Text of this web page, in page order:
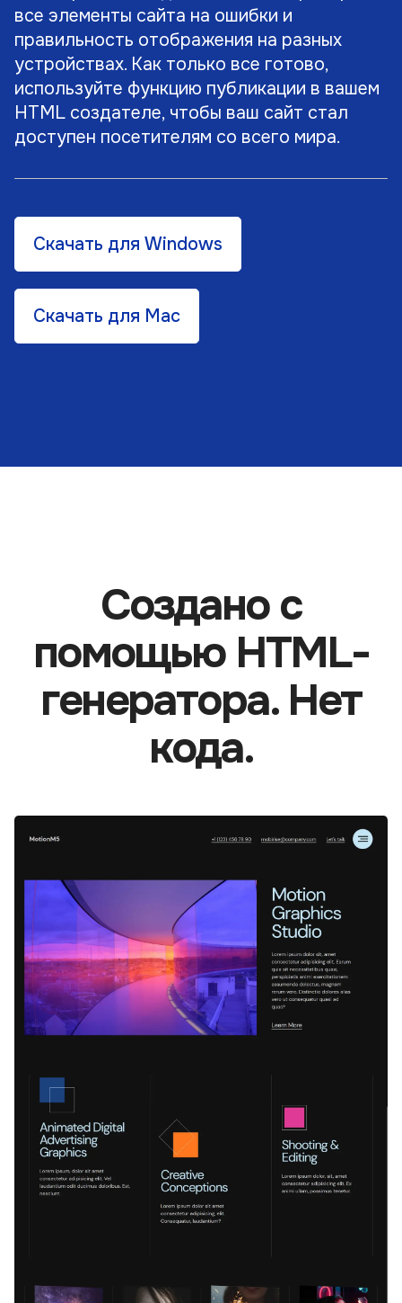
все элементы сайта на ошибки и
правильность отображения на разных
устройствах. Как только все готово,
используйте функцию публикации в вашем
HTML создателе, чтобы ваш сайт стал
доступен посетителям со всего мира.
Скачать для Windows
Скачать для Mac
Создано с
помощью HTML-
генератора. Нет
кода.